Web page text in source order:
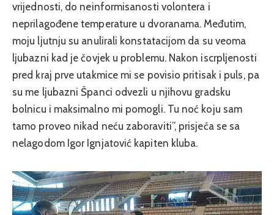
vrijednosti, do neinformisanosti volontera i
neprilagođene temperature u dvoranama. Međutim,
moju ljutnju su anulirali konstatacijom da su veoma
ljubazni kad je čovjek u problemu. Nakon iscrpljenosti
pred kraj prve utakmice mi se povisio pritisak i puls, pa
su me ljubazni Španci odvezli u njihovu gradsku
bolnicu i maksimalno mi pomogli. Tu noć koju sam
tamo proveo nikad neću zaboraviti”, prisjeća se sa
nelagodom Igor Ignjatović kapiten kluba.